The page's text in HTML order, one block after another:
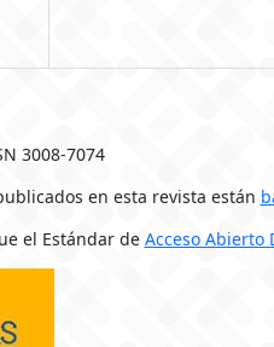
3008-7074
en esta revista están
el Estándar de Acceso Abierto